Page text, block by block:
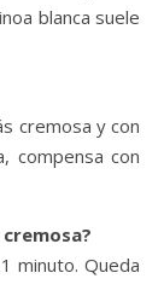
blanca suele
cremosa y con
compensa con
minuto. Queda